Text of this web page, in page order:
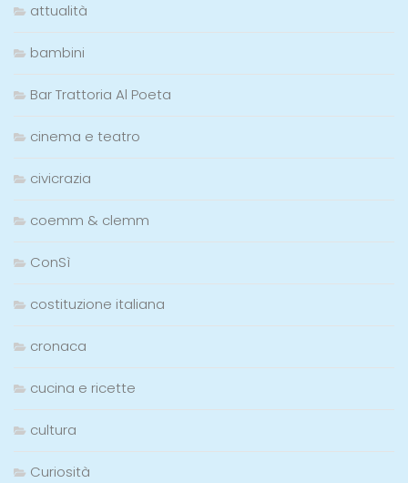
attualità
bambini
Bar Trattoria Al Poeta
cinema e teatro
civicrazia
coemm & clemm
ConSì
costituzione italiana
cronaca
cucina e ricette
cultura
Curiosità